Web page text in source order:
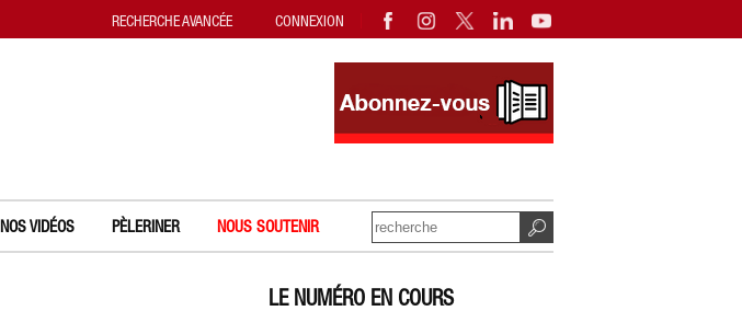
NOS VIDÉOS PÈLERINER NOUS SOUTENIR
LE NUMÉRO EN COURS
RECHERCHE AVANCÉE CONNEXION